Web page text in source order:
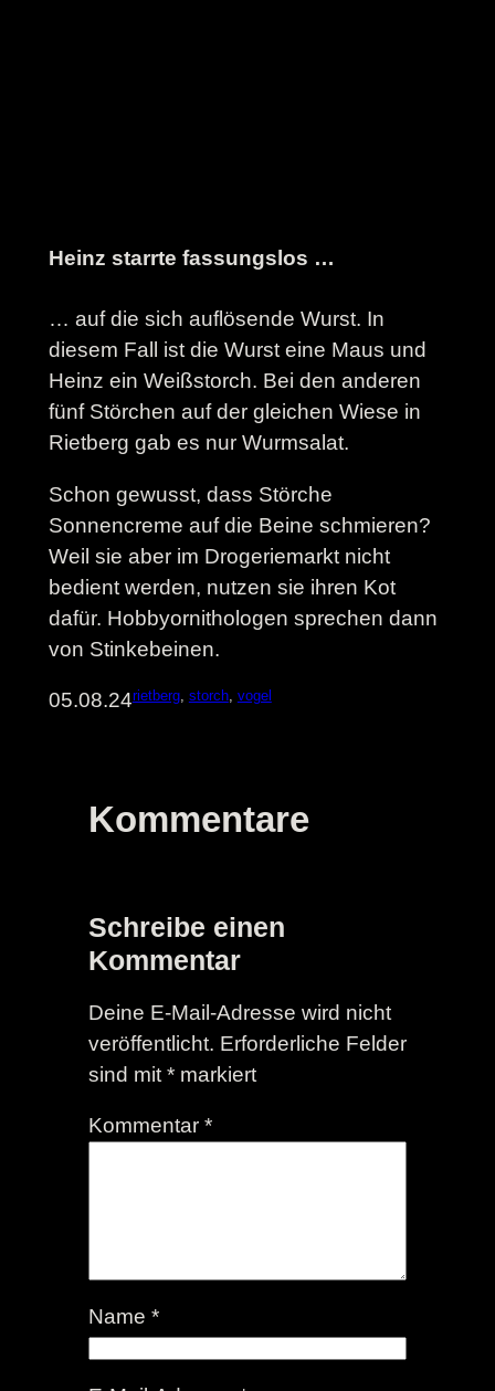
Heinz starrte fassungslos …
… auf die sich auflösende Wurst. In
diesem Fall ist die Wurst eine Maus und
Heinz ein Weißstorch. Bei den anderen
fünf Störchen auf der gleichen Wiese in
Rietberg gab es nur Wurmsalat.
Schon gewusst, dass Störche
Sonnencreme auf die Beine schmieren?
Weil sie aber im Drogeriemarkt nicht
bedient werden, nutzen sie ihren Kot
dafür. Hobbyornithologen sprechen dann
von Stinkebeinen.
05.08.24rietberg, storch, vogel
Kommentare
Schreibe einen
Kommentar
Deine E-Mail-Adresse wird nicht
veröffentlicht. Erforderliche Felder
sind mit *markiert
Kommentar *
Name *